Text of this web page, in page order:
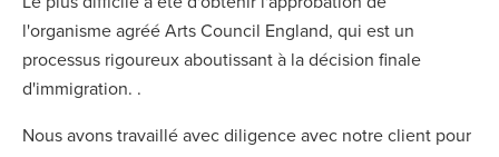
l'organisme agréé Arts Council England, qui est un
processus rigoureux aboutissant à la décision finale
d'immigration. .
Nous avons travaillé avec diligence avec notre client pour